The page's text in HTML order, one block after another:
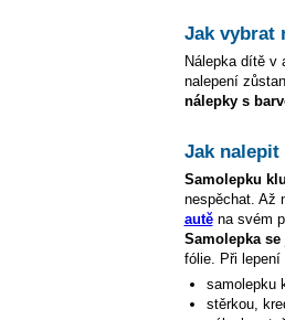
Jak vybrat
Nálepka dítě
nalepení
nálepky s
Jak
Samolepku
nespěchat. Až
autěna svém
Samolepka
fólie. Při lepení
samolepku
stěrkou,